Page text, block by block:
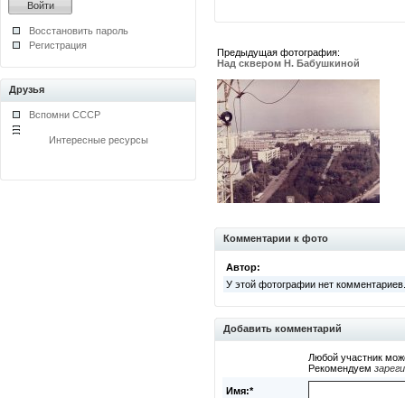
Восстановить пароль
Регистрация
Друзья
Вспомни СССР
Интересные ресурсы
Предыдущая фотография:
Над сквером Н. Бабушкиной
Комментарии к фото
Автор:
У этой фотографии нет комментариев.
Добавить комментарий
Любой участник
Рекомендуем
Имя:*